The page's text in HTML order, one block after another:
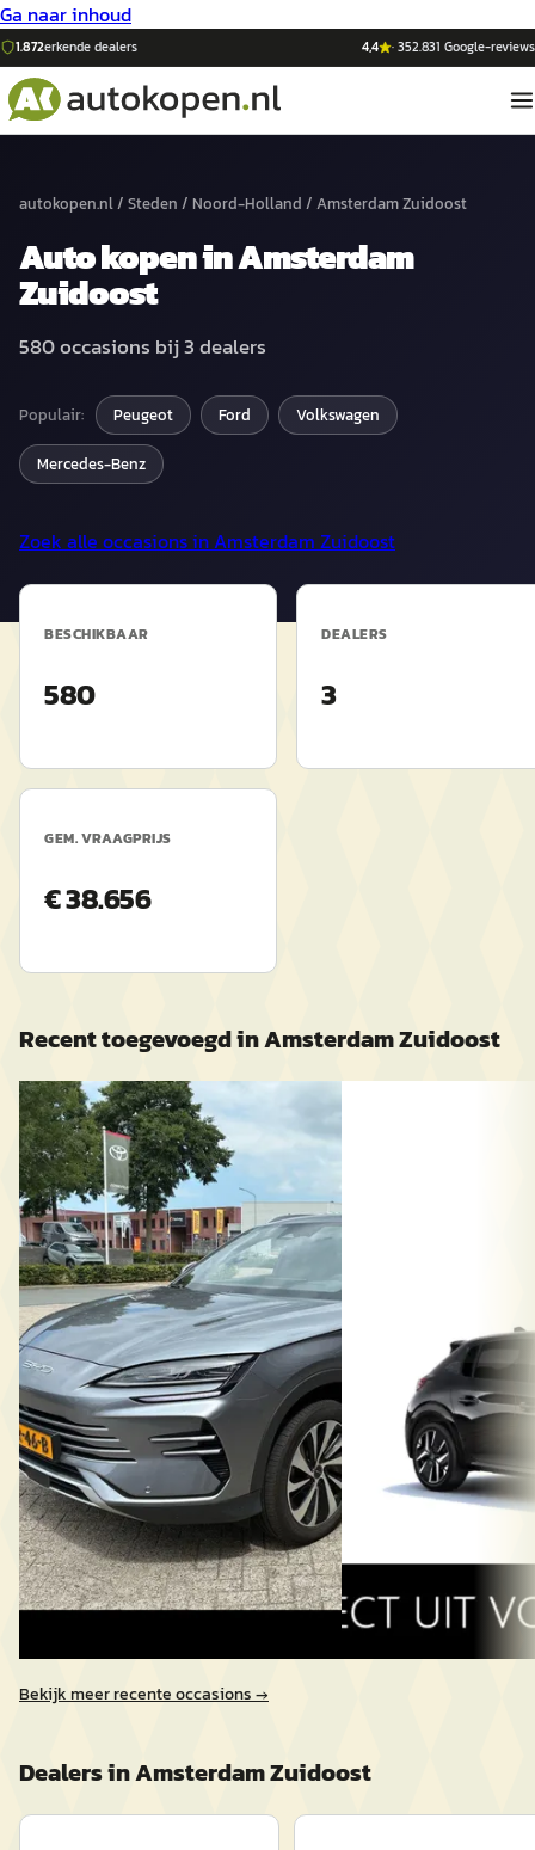
Ga naar inhoud
1.872erkende dealers 4,4 ·352.831 Google-reviews
autokopen.nl/ Steden / Noord-Holland / Amsterdam Zuidoost
Autokopen inAmsterdam
Zuidoost
580occasions bij3dealers
Populair: Peugeot Ford Volkswagen
Mercedes-Benz
Zoek alle occasions inAmsterdam Zuidoost
BESCHIKBAAR
580
DEALERS
3
GEM. VRAAGPRIJS
€ 38.656
Recent toegevoegd inAmsterdam Zuidoost
Nieuw binnen
A
BYD Seal U·2025
1.5 DM-i FWD Boost
€ 29.945
v.a. € 635/mnd
2025 · 13.100 km · Plug-in hybride ·
Automaat
Hedin Automotive Ford in
Amsterdam-Zuidoost· Amsterdam
Zuidoost 3,9 350
Gisteren geplaatst
Bekijk aanbieding →
Boven markt
2026 · 10 km ·
Van Mossel Peugeot
Zuidoost·
651)
Bekijk meer recente occasions →
Dealers inAmsterdam Zuidoost